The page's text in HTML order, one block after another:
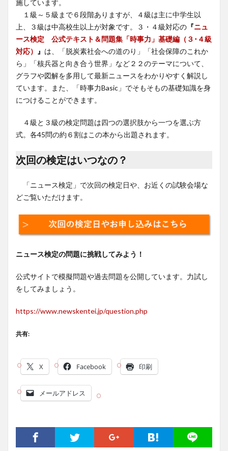
施しています。
１級～５級まで６段階ありますが、４級は主に中学生以
上、３級は中高校生以上が対象です。３・４級対応の 『ニュ
ース検定 公式テキスト＆問題集「時事力」基礎編（３･４級
対応）
』 は、「脱炭素社会への道のり」「社会保障のこれか
ら」「核兵器と向き合う世界」など２２のテーマについて、
グラフや図解を多用して最新ニュースをわかりやすく解説し
ています。また、「時事力Basic」でそもそもの基礎知識を身
につけることができます。
４級と３級の検定問題は四つの選択肢から一つを選ぶ方
式。各45問の約６割はこの本から出題されます。
次回の検定はいつなの？
「ニュース検定」で次回の検定日や、お近くの試験会場な
どご覧いただけます。
ニュース検定の問題に挑戦してみよう！
公式サイトで模擬問題や過去問題を公開しています。力試し
をしてみましょう。
https://www.newskentei.jp/question.php
共有:
X Facebook 印刷
メールアドレス